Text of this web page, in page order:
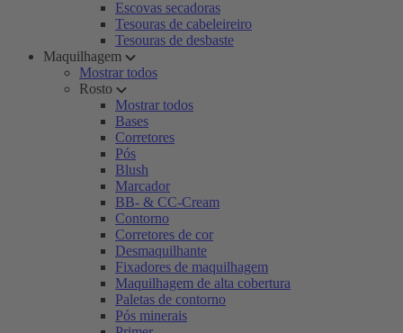
Escovas secadoras
Tesouras de cabeleireiro
Tesouras de desbaste
Maquilhagem
Mostrar todos
Rosto
Mostrar todos
Bases
Corretores
Pós
Blush
Marcador
BB- & CC-Cream
Contorno
Corretores de cor
Desmaquilhante
Fixadores de maquilhagem
Maquilhagem de alta cobertura
Paletas de contorno
Pós minerais